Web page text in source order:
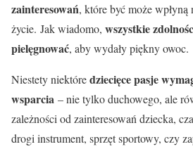
zainteresowań, które być może wpłyną
życie. Jak wiadomo, wszystkie
pielęgnować, aby wydały piękny owoc.
Niestety niektóredziecięce pasje
wsparcia – nie tylko duchowego, ale
zależności od zainteresowań dziecka,
drogi instrument, sprzęt sportowy, czy